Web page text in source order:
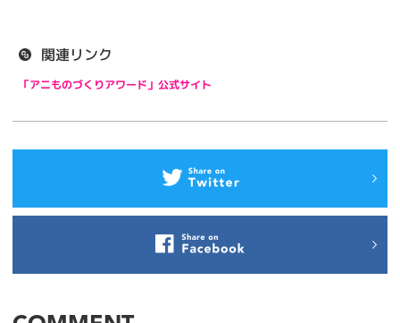
関連リンク
「アニものづくりアワード」公式サイト